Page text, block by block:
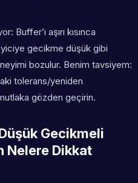
Buffer’ı aşırı kısınca
gecikme düşük gibi
bozulur. Benim tavsiyem:
tolerans/yeniden
gözden geçirin.
Gecikmeli
Nelere Dikkat